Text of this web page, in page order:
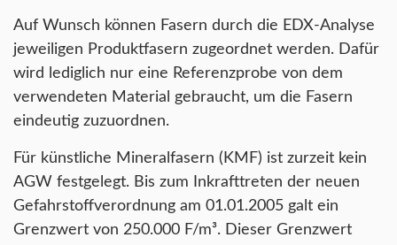
Auf Wunsch können Fasern durch die EDX-Analyse
jeweiligen Produktfasern zugeordnet werden. Dafür
wird lediglich nur eine Referenzprobe von dem
verwendeten Material gebraucht, um die Fasern
eindeutig zuzuordnen.
Für künstliche Mineralfasern (KMF) ist zurzeit kein
AGW festgelegt. Bis zum Inkrafttreten der neuen
Gefahrstoffverordnung am 01.01.2005 galt ein
Grenzwert von 250.000 F/m³. Dieser Grenzwert